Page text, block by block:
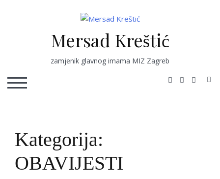
Mersad Kreštić
zamjenik glavnog imama MIZ Zagreb
TOGGLE MOBILE MENU
Kategorija:
OBAVIJESTI